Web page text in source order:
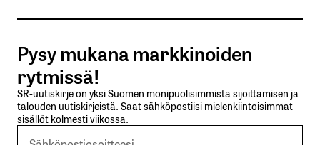
Tilaa SalkunRakentajan uutiskirje
Lähetä kommentti
Pysy mukana markkinoiden
rytmissä!
SR-uutiskirje on yksi Suomen monipuolisimmista sijoittamisen ja
talouden uutiskirjeistä. Saat sähköpostiisi mielenkiintoisimmat
sisällöt kolmesti viikossa.